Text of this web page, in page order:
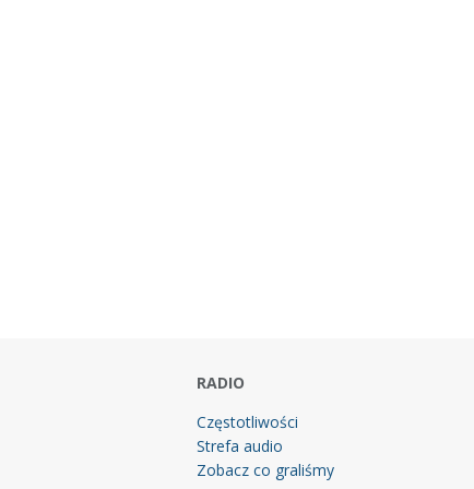
RADIO
Częstotliwości
Strefa audio
Zobacz co graliśmy